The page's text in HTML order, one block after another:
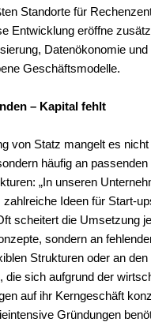
Standorte für
Entwicklung eröffne
Datenökonomie und
Geschäftsmodelle.
– Kapital fehlt
von Statz mangelt es nicht
häufig an passenden
„In unseren
zahlreiche Ideen für Start-
scheitert die Umsetzung
sondern an
Strukturen oder an
die sich aufgrund der
auf ihr Kerngeschäft
Gründungen